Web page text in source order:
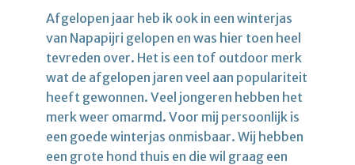
Afgelopen jaar heb ik ook in een winterjas
van Napapijri gelopen en was hier toen heel
tevreden over. Het is een tof outdoor merk
wat de afgelopen jaren veel aan populariteit
heeft gewonnen. Veel jongeren hebben het
merk weer omarmd. Voor mij persoonlijk is
een goede winterjas onmisbaar. Wij hebben
een grote hond thuis en die wil graag een